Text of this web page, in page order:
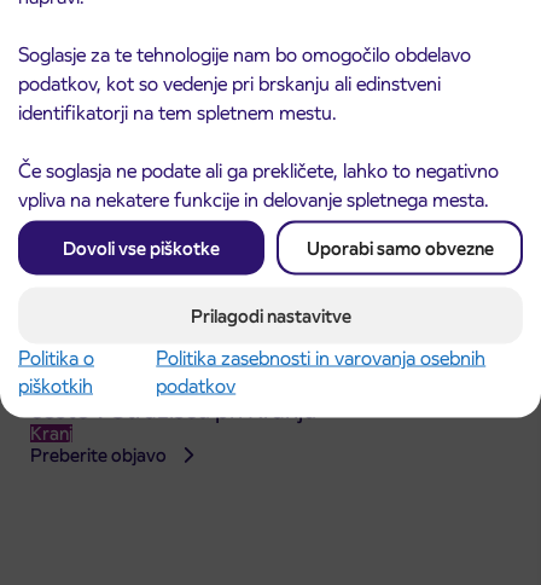
Soglasje za te tehnologije nam bo omogočilo obdelavo
podatkov, kot so vedenje pri brskanju ali edinstveni
identifikatorji na tem spletnem mestu.
Če soglasja ne podate ali ga prekličete, lahko to negativno
vpliva na nekatere funkcije in delovanje spletnega mesta.
Dovoli vse piškotke Uporabi samo obvezne
Prilagodi nastavitve
Politika o
piškotkih
Politika zasebnosti in varovanja osebnih
podatkov
Preberite objavo
31. 7. 2026
Obvestilo o popolni zapori dela Škofjeloške
ceste v Stražišču pri Kranju
Kranj
Preberite objavo